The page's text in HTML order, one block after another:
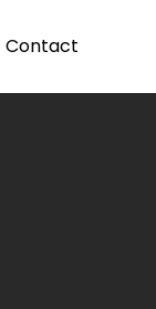
Contact